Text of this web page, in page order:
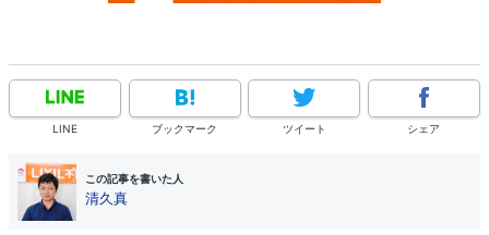
LINE ブックマーク ツイート シェア
この記事を書いた人
清久真